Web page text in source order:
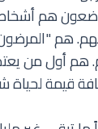
الخاضعون هم
هم
أول من
قيمة